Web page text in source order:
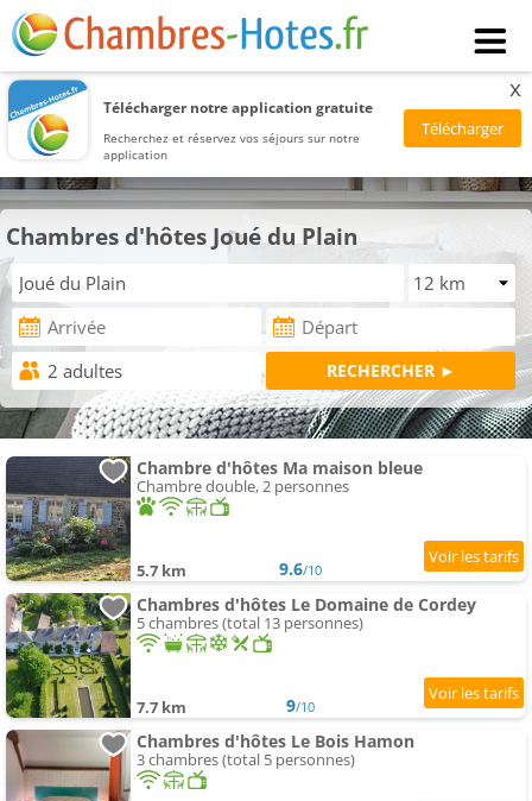
Télécharger notre application gratuite
Recherchez et réservez vos séjours sur notre
application
x
Chambres d'hôtes Joué du Plain
Chambre d'hôtes Ma maison bleue
Chambre double, 2 personnes
5.7 km 9.6/10
Chambres d'hôtes Le Domaine de Cordey
5 chambres (total 13 personnes)
7.7 km 9/10
Chambres d'hôtes Le Bois Hamon
3 chambres (total 5 personnes)